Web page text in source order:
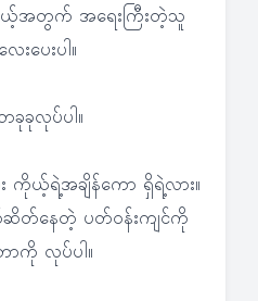
ယ့်အတွက် အရေးကြီးတဲ့သူ
ေးပါ။
ခုခုလုပ်ပါ။
ကိုယ့်ရဲ့အချိန်ကော ရှိရဲ့လား။
ဆိတ်နေတဲ့ ပတ်ဝန်းကျင်ကို
ာကို လုပ်ပါ။